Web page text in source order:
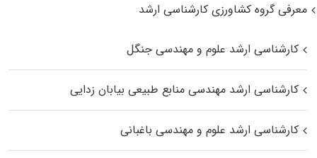
معرفی گروه کشاورزی کارشناسی ارشد
کارشناسی ارشد علوم و مهندسی جنگل
کارشناسی ارشد مهندسی منابع طبیعی بیابان زدایی
کارشناسی ارشد علوم و مهندسی باغبانی